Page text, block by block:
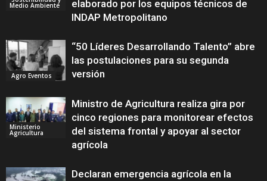
Medio Ambiente
elaborado por los equipos técnicos de
INDAP Metropolitano
Agro Eventos
“50 Líderes Desarrollando Talento” abre
las postulaciones para su segunda
versión
Ministerio
Agricultura
Ministro de Agricultura realiza gira por
cinco regiones para monitorear efectos
del sistema frontal y apoyar al sector
agrícola
Declaran emergencia agrícola en la